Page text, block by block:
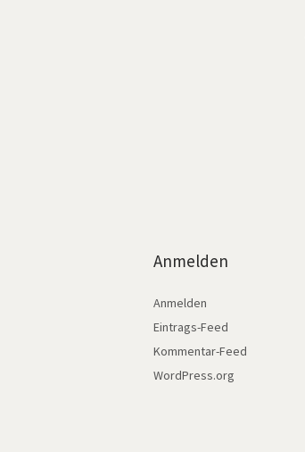
Anmelden
Anmelden
Eintrags-Feed
Kommentar-Feed
WordPress.org